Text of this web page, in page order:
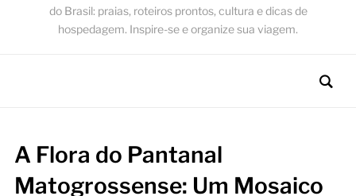
do Brasil: praias, roteiros prontos, cultura e dicas de
hospedagem. Inspire-se e organize sua viagem.
A Flora do Pantanal
Matogrossense: Um Mosaico